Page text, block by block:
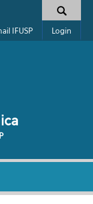
IFUSP Login